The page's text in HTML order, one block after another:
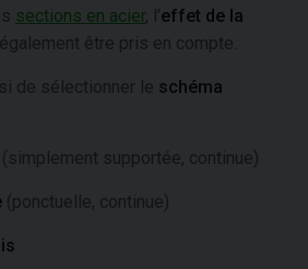
sections en acier, l'effet de la
être pris en compte.
de sélectionner le schéma
(simplement supportée, continue)
(ponctuelle, continue)